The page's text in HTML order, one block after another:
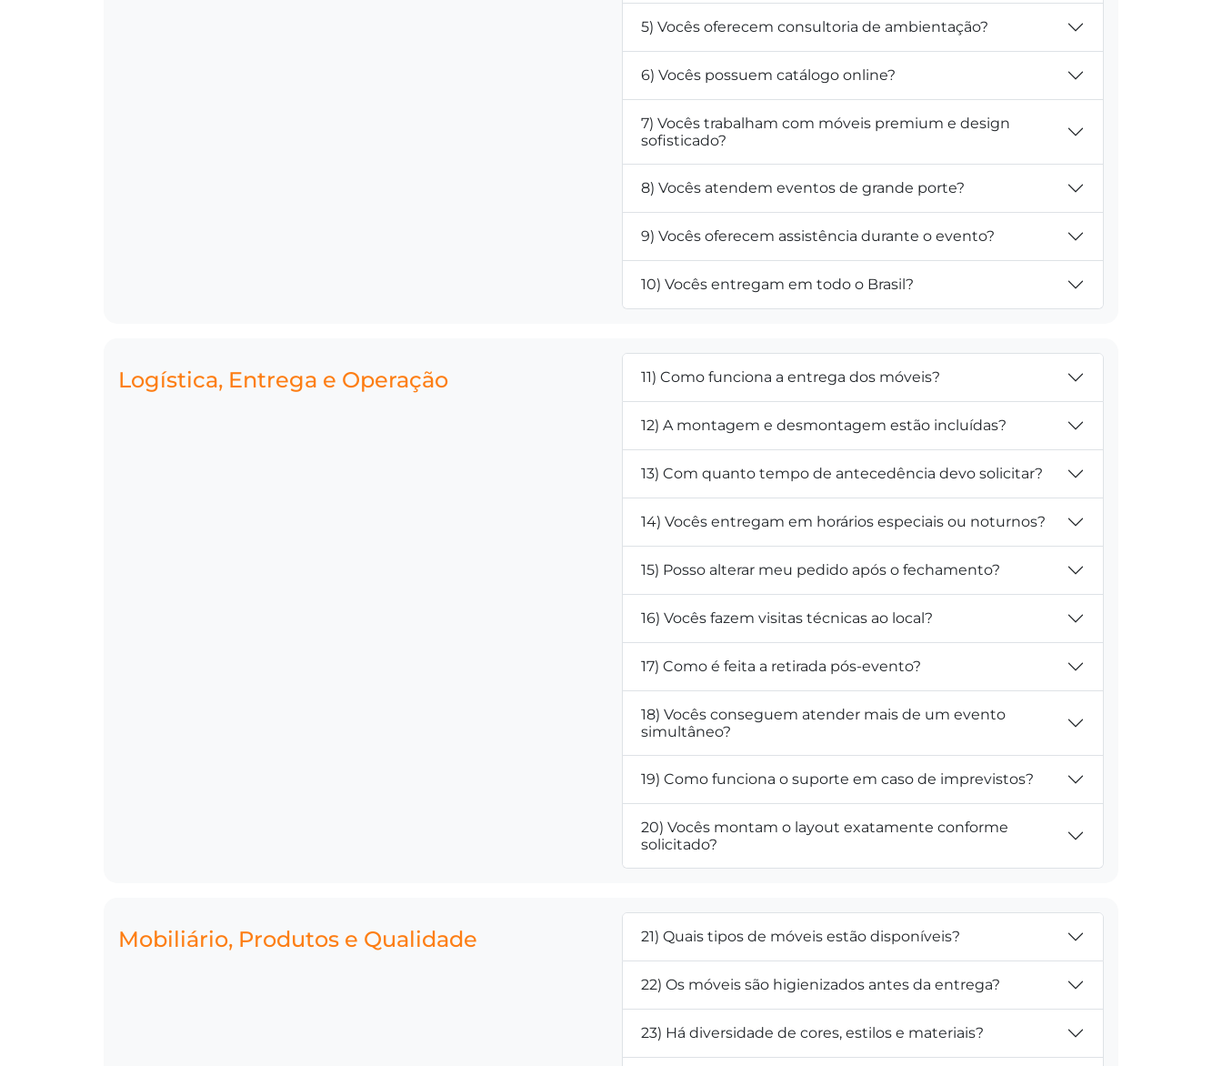
5) Vocês oferecem consultoria de ambientação?
6) Vocês possuem catálogo online?
7) Vocês trabalham com móveis premium e design
sofisticado?
8) Vocês atendem eventos de grande porte?
9) Vocês oferecem assistência durante o evento?
10) Vocês entregam em todo o Brasil?
Logística, Entrega e Operação 11) Como funciona a entrega dos móveis?
12) A montagem e desmontagem estão incluídas?
13) Com quanto tempo de antecedência devo solicitar?
14) Vocês entregam em horários especiais ou noturnos?
15) Posso alterar meu pedido após o fechamento?
16) Vocês fazem visitas técnicas ao local?
17) Como é feita a retirada pós-evento?
18) Vocês conseguem atender mais de um evento
simultâneo?
19) Como funciona o suporte em caso de imprevistos?
20) Vocês montam o layout exatamente conforme
solicitado?
Mobiliário, Produtos e Qualidade 21) Quais tipos de móveis estão disponíveis?
22) Os móveis são higienizados antes da entrega?
23) Há diversidade de cores, estilos e materiais?